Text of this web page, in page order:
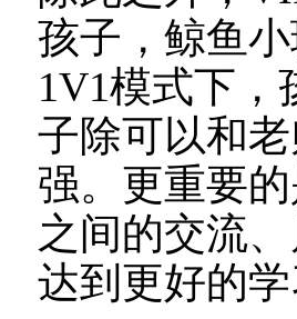
孩子，鲸鱼
1V1模式下
子除可以和
强。更重要
之间的交流
达到更好的学